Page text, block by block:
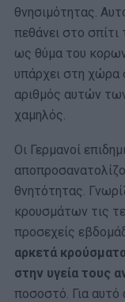
θνησιμότητας.
πεθάνει στο
ως θύμα του
υπάρχει στη χώρα
αριθμός αυτών
χαμηλός.
Οι Γερμανοί
θνητότητας.
κρουσμάτων τις
προσεχείς
αρκετά
στην υγεία τους
ποσοστό. Για αυτό